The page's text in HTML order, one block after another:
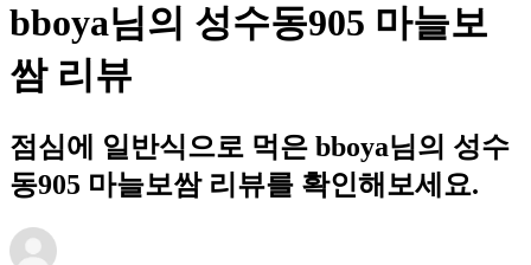
bboya님의 성수동905 마늘보
쌈 리뷰
점심에 일반식으로 먹은 bboya님의 성수
동905 마늘보쌈 리뷰를 확인해보세요.